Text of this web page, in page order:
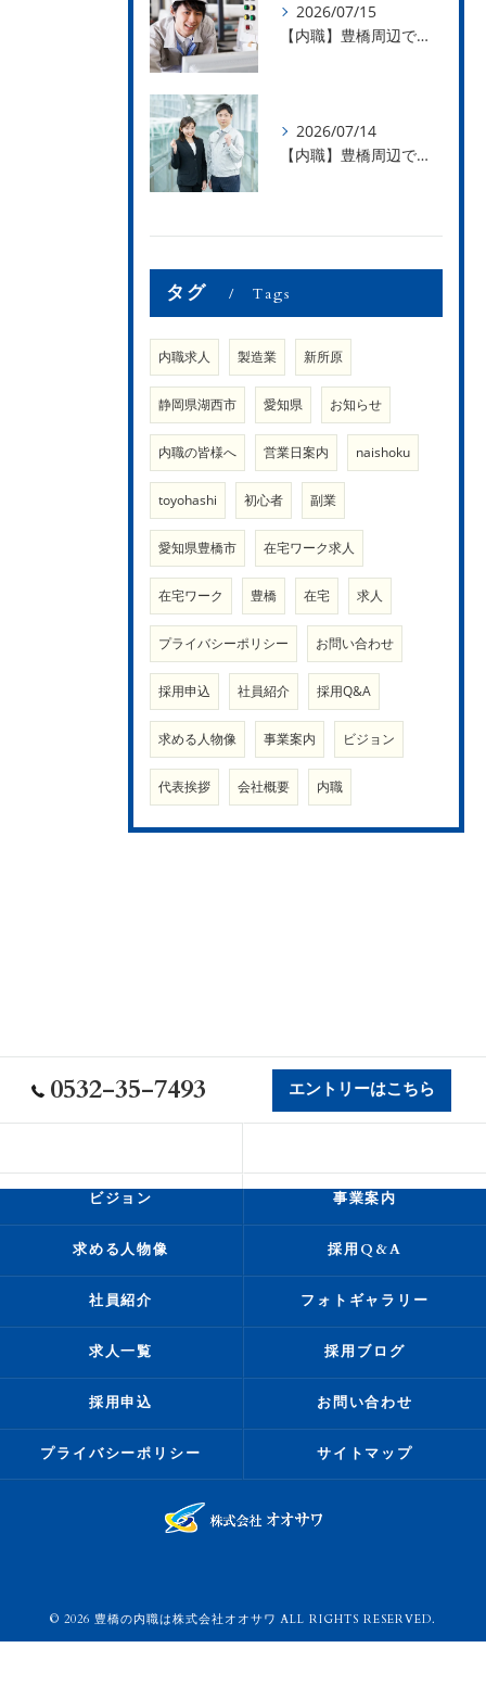
2026/07/15
【内職】豊橋周辺で内職のお仕事を探している方募集中！【急な学級閉鎖も安心】
2026/07/14
【内職】豊橋周辺で内職のお仕事を探している方募集中！【内職さまのお声②】
タグ Tags
内職求人 製造業 新所原
静岡県湖西市 愛知県 お知らせ
内職の皆様へ 営業日案内 naishoku
toyohashi 初心者 副業
愛知県豊橋市 在宅ワーク求人
在宅ワーク 豊橋 在宅 求人
プライバシーポリシー お問い合わせ
採用申込 社員紹介 採用Q&A
求める人物像 事業案内 ビジョン
代表挨拶 会社概要 内職
0532-35-7493 エントリーはこちら
ビジョン 事業案内
求める人物像 採用Q&A
社員紹介 フォトギャラリー
求人一覧 採用ブログ
採用申込 お問い合わせ
プライバシーポリシー サイトマップ
© 2026 豊橋の内職は株式会社オオサワ ALL RIGHTS RESERVED.